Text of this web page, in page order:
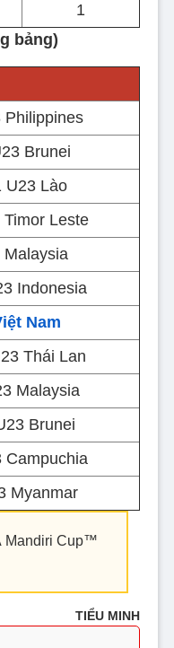
1
bảng)
Philippines
Brunei
U23 Lào
Leste
Malaysia
Indonesia
Nam
Thái Lan
Malaysia
Brunei
Campuchia
Myanmar
Mandiri Cup™
TIỂU MINH